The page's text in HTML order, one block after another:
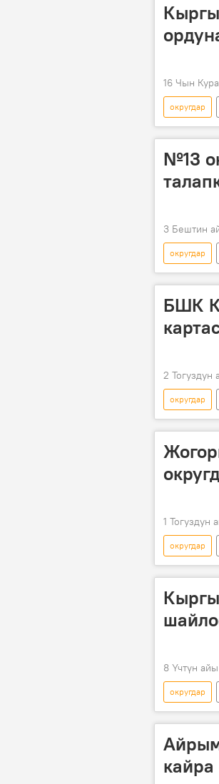
16 Чын
округдар
район
№13
3 Бештин
округдар
Жалал-Абад
БШК
2 Тогуздун
округдар
Жогорку
1 Тогуздун
округдар
чек ара
8 Үчтүн
округдар